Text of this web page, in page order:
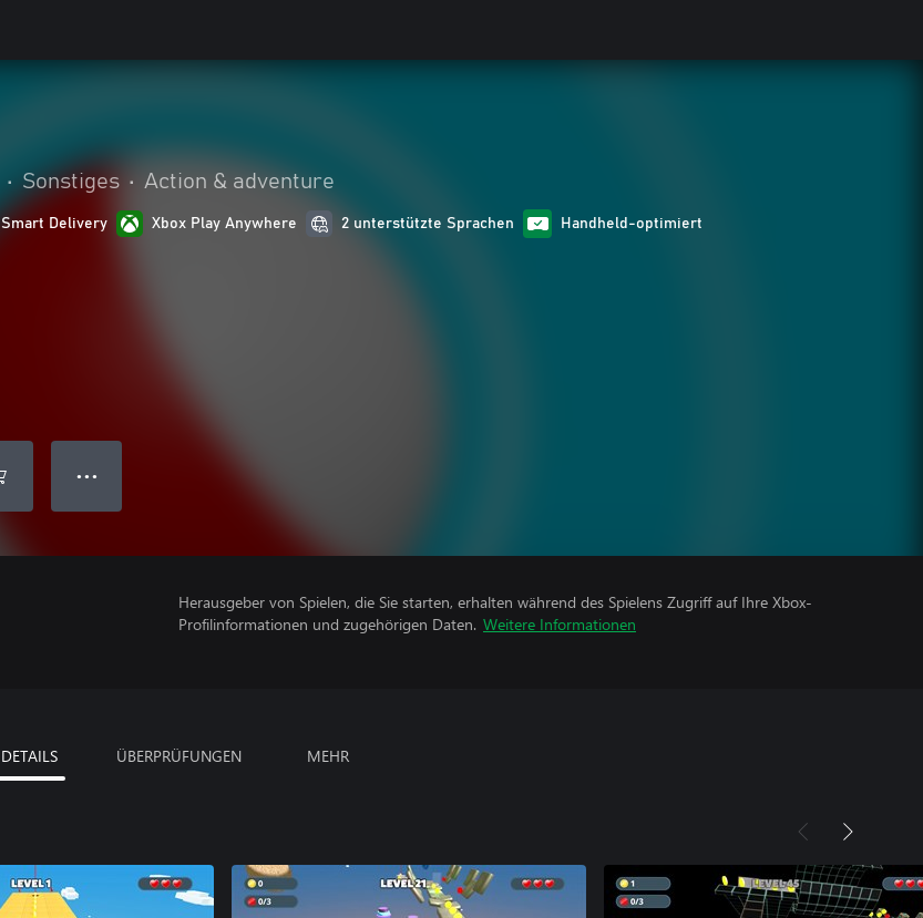
• Sonstiges • Action & adventure
Smart Delivery Xbox Play Anywhere 2 unterstützte Sprachen Handheld-optimiert
● ● ●
Herausgeber von Spielen, die Sie starten, erhalten während des Spielens Zugriff auf Ihre Xbox-
Profilinformationen und zugehörigen Daten. Weitere Informationen
DETAILS ÜBERPRÜFUNGEN MEHR